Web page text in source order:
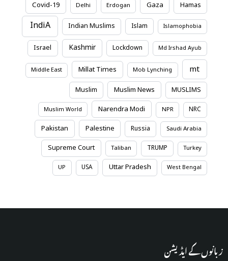
Covid-19 Delhi Erdogan Gaza Hamas
IndiA Indian Muslims Islam Islamophobia
Israel Kashmir Lockdown Md Irshad Ayub
Middle East Millat Times Mob Lynching mt
Muslim Muslim News MUSLIMS
Muslim World Narendra Modi NPR NRC
Pakistan Palestine Russia Saudi Arabia
Supreme Court Taliban TRUMP Turkey
UP USA Uttar Pradesh West Bengal
زبانوں کے ایڈیشن